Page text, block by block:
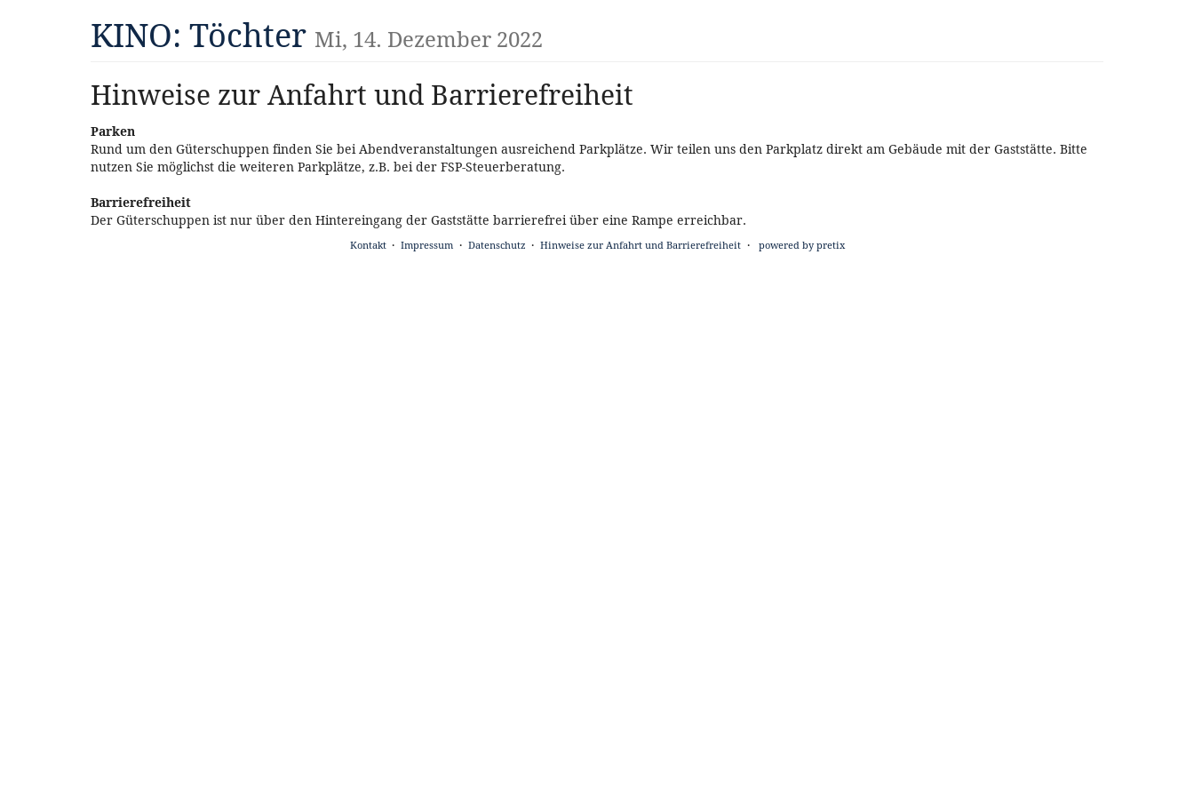
KINO: Töchter Mi, 14. Dezember 2022
Hinweise zur Anfahrt und Barrierefreiheit
Parken
Rund um den Güterschuppen finden Sie bei Abendveranstaltungen ausreichend Parkplätze. Wir teilen uns den Parkplatz direkt am Gebäude mit der Gaststätte. Bitte
nutzen Sie möglichst die weiteren Parkplätze, z.B. bei der FSP-Steuerberatung.
Barrierefreiheit
Der Güterschuppen ist nur über den Hintereingang der Gaststätte barrierefrei über eine Rampe erreichbar.
Kontakt Impressum Datenschutz Hinweise zur Anfahrt und Barrierefreiheit powered by pretix